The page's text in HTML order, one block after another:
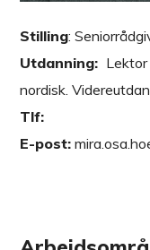
Stilling:
Utdanning:
nordisk.
Tlf:
E-post: